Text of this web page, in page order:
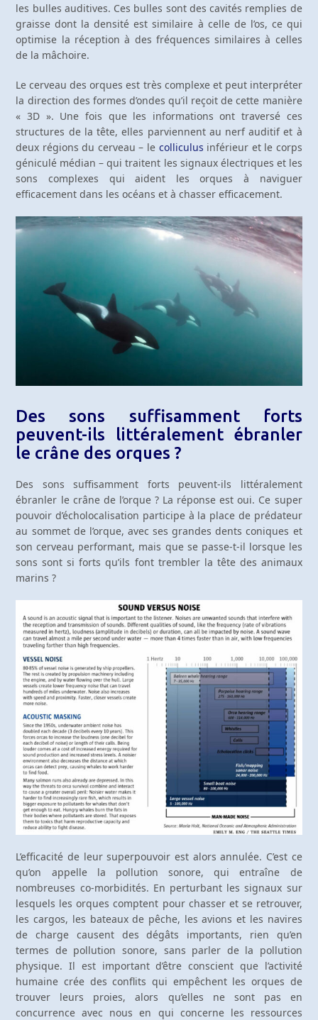
les bulles auditives. Ces bulles sont des cavités remplies de
graisse dont la densité est similaire à celle de l’os, ce qui
optimise la réception à des fréquences similaires à celles
de la mâchoire.
Le cerveau des orques est très complexe et peut interpréter
la direction des formes d’ondes qu’il reçoit de cette manière
« 3D ». Une fois que les informations ont traversé ces
structures de la tête, elles parviennent au nerf auditif et à
deux régions du cerveau – le colliculus inférieur et le corps
géniculé médian – qui traitent les signaux électriques et les
sons complexes qui aident les orques à naviguer
efficacement dans les océans et à chasser efficacement.
Des sons suffisamment forts
peuvent-ils littéralement ébranler
le crâne des orques ?
Des sons suffisamment forts peuvent-ils littéralement
ébranler le crâne de l’orque ? La réponse est oui. Ce super
pouvoir d’écholocalisation participe à la place de prédateur
au sommet de l’orque, avec ses grandes dents coniques et
son cerveau performant, mais que se passe-t-il lorsque les
sons sont si forts qu’ils font trembler la tête des animaux
marins ?
L’efficacité de leur superpouvoir est alors annulée. C’est ce
qu’on appelle la pollution sonore, qui entraîne de
nombreuses co-morbidités. En perturbant les signaux sur
lesquels les orques comptent pour chasser et se retrouver,
les cargos, les bateaux de pêche, les avions et les navires
de charge causent des dégâts importants, rien qu’en
termes de pollution sonore, sans parler de la pollution
physique. Il est important d’être conscient que l’activité
humaine crée des conflits qui empêchent les orques de
trouver leurs proies, alors qu’elles ne sont pas en
concurrence avec nous en qui concerne les ressources